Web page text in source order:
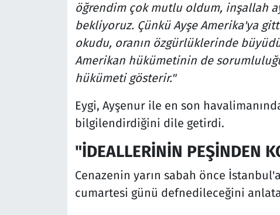
öğrendim çok mutlu oldum, inşallah
bekliyoruz. Çünkü Ayşe Amerika'ya
okudu, oranın özgürlüklerinde
Amerikan hükümetinin de
hükümeti gösterir."
Eygi, Ayşenur ile en son
bilgilendirdiğini dile getirdi.
"İDEALLERİNİN PEŞİNDEN
Cenazenin yarın sabah önce
cumartesi günü defnedileceğini